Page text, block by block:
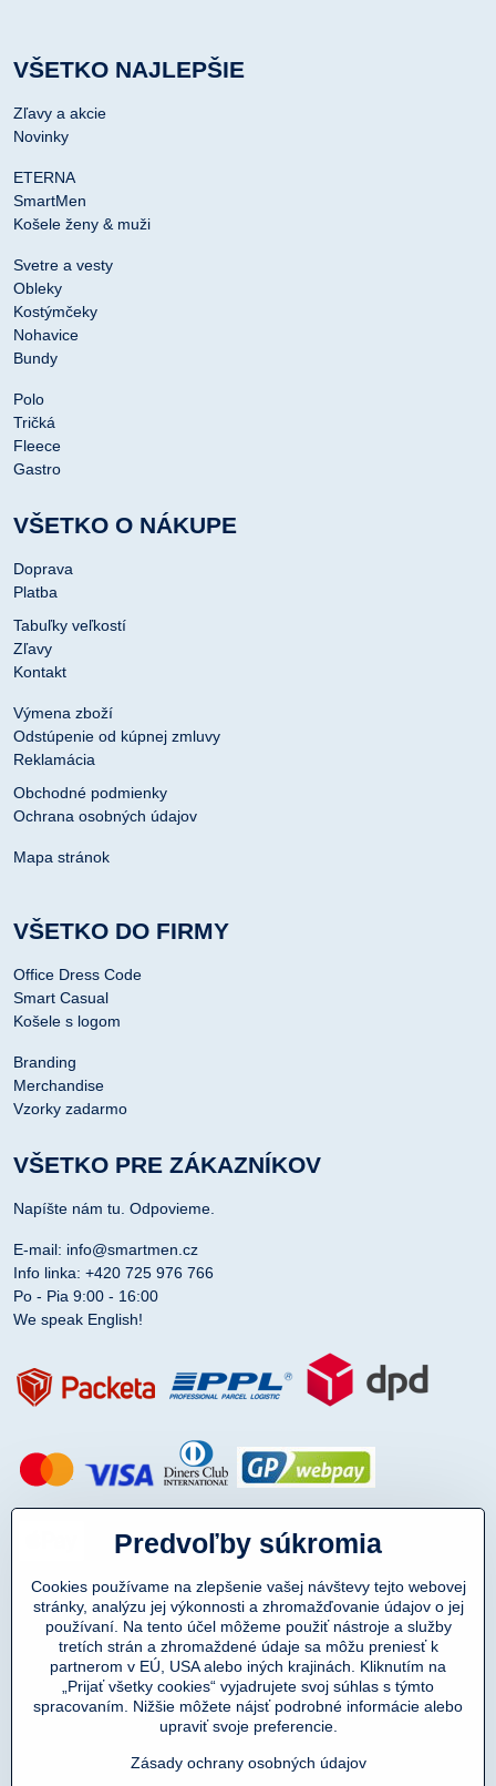
VŠETKO NAJLEPŠIE
Zľavy a akcie
Novinky
ETERNA
SmartMen
Košele ženy & muži
Svetre a vesty
Obleky
Kostýmčeky
Nohavice
Bundy
Polo
Tričká
Fleece
Gastro
VŠETKO O NÁKUPE
Doprava
Platba
Tabuľky veľkostí
Zľavy
Kontakt
Výmena zboží
Odstúpenie od kúpnej zmluvy
Reklamácia
Obchodné podmienky
Ochrana osobných údajov
Mapa stránok
VŠETKO DO FIRMY
Office Dress Code
Smart Casual
Košele s logom
Branding
Merchandise
Vzorky zadarmo
VŠETKO PRE ZÁKAZNÍKOV
Napíšte nám tu. Odpovieme.
E-mail: info@smartmen.cz
Info linka: +420 725 976 766
Po - Pia 9:00 - 16:00
We speak English!
Copyright © 2011-2025
DENIMAR TAILORING s.r.o.
prevádzkovateľ eshopu SmartMen.sk
Predvoľby súkromia
Cookies používame na zlepšenie vašej návštevy tejto webovej
stránky, analýzu jej výkonnosti a zhromažďovanie údajov o jej
používaní. Na tento účel môžeme použiť nástroje a služby
tretích strán a zhromaždené údaje sa môžu preniesť k
partnerom v EÚ, USA alebo iných krajinách. Kliknutím na
„Prijať všetky cookies“ vyjadrujete svoj súhlas s týmto
spracovaním. Nižšie môžete nájsť podrobné informácie alebo
upraviť svoje preferencie.
Zásady ochrany osobných údajov